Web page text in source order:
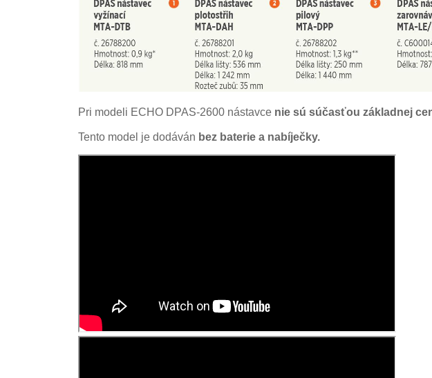
Pri modeli ECHO DPAS‑2600 nástavce nie sú súčasťou základnej
Tento model je dodáván bez baterie a nabíječky.